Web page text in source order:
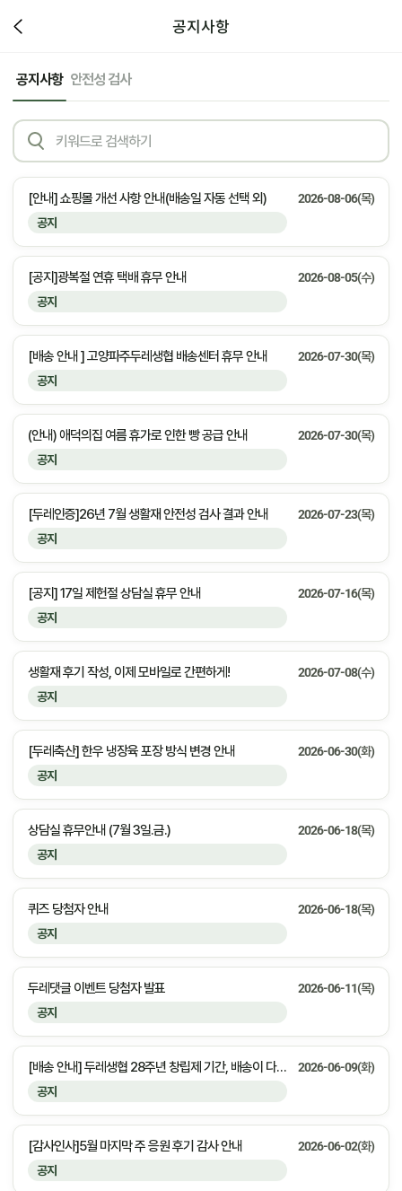
공지사항
공지사항 안전성 검사
공지
[안내] 쇼핑몰 개선 사항 안내(배송일 자동 선택 외) 2026-08-06(목)
공지
[공지]광복절 연휴 택배 휴무 안내 2026-08-05(수)
공지
[배송 안내 ] 고양파주두레생협 배송센터 휴무 안내 2026-07-30(목)
공지
(안내) 애덕의집 여름 휴가로 인한 빵 공급 안내 2026-07-30(목)
공지
[두레인증]26년 7월 생활재 안전성 검사 결과 안내 2026-07-23(목)
공지
[공지] 17일 제헌절 상담실 휴무 안내 2026-07-16(목)
공지
생활재 후기 작성, 이제 모바일로 간편하게! 2026-07-08(수)
공지
[두레축산] 한우 냉장육 포장 방식 변경 안내 2026-06-30(화)
공지
상담실 휴무안내 (7월 3일.금.) 2026-06-18(목)
공지
퀴즈 당첨자 안내 2026-06-18(목)
공지
두레댓글 이벤트 당첨자 발표 2026-06-11(목)
공지
[배송 안내] 두레생협 28주년 창립제 기간, 배송이 다소 늦어질 수 있습니다 2026-06-09(화)
공지
[감사인사]5월 마지막 주 응원 후기 감사 안내 2026-06-02(화)